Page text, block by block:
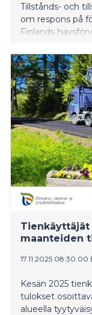
Tillstånds- och
om respons på
Finlands
maanteiden
17.11.2025 08:30:00
Kesän 2025
tulokset
alueella